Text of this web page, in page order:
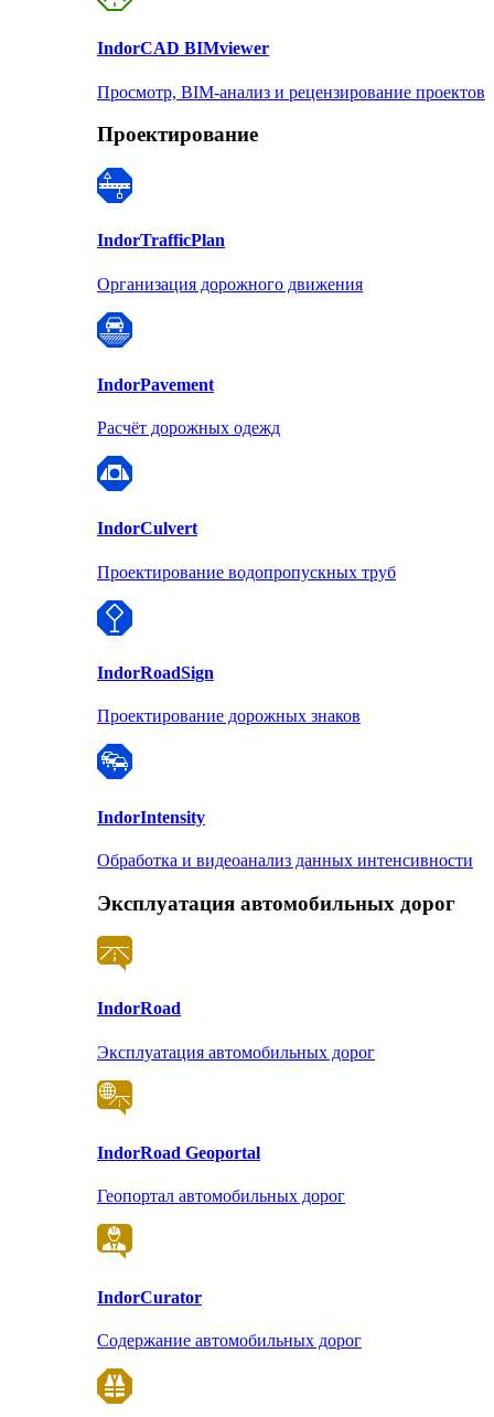
IndorCAD BIMviewer
Просмотр, BIM-анализ и рецензирование проектов
Проектирование
IndorTrafficPlan
Организация дорожного движения
IndorPavement
Расчёт дорожных одежд
IndorCulvert
Проектирование водопропускных труб
IndorRoadSign
Проектирование дорожных знаков
IndorIntensity
Обработка и видеоанализ данных интенсивности
Эксплуатация автомобильных дорог
IndorRoad
Эксплуатация автомобильных дорог
IndorRoad Geoportal
Геопортал автомобильных дорог
IndorCurator
Содержание автомобильных дорог